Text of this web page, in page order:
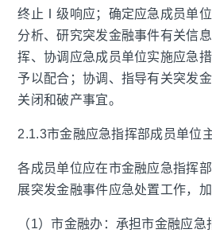
终止Ⅰ级响应；确定应急成员单位
分析、研究突发金融事件有关信
挥、协调应急成员单位实施应急
予以配合；协调、指导有关突发
关闭和破产事宜。
2.1.3市金融应急指挥部成员单位
各成员单位应在市金融应急指挥
展突发金融事件应急处置工作，加
（1）市金融办：承担市金融应